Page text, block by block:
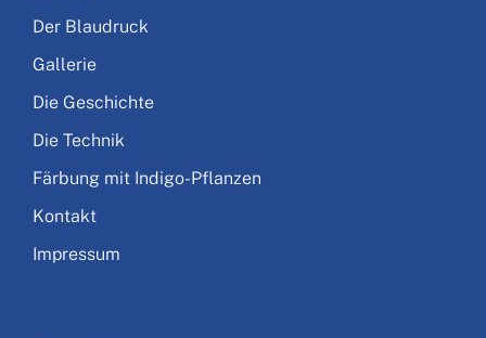
Der Blaudruck
Gallerie
Die Geschichte
Die Technik
Färbung mit Indigo-Pflanzen
Kontakt
Impressum